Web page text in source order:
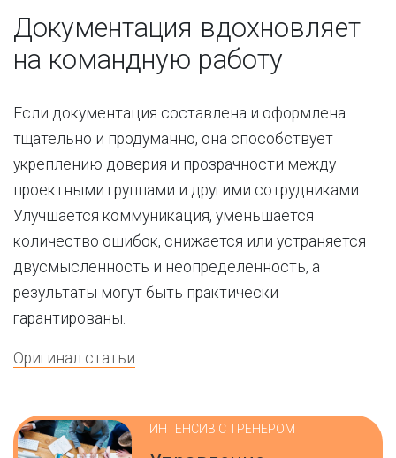
Документация вдохновляет
на командную работу
Если документация составлена и оформлена
тщательно и продуманно, она способствует
укреплению доверия и прозрачности между
проектными группами и другими сотрудниками.
Улучшается коммуникация, уменьшается
количество ошибок, снижается или устраняется
двусмысленность и неопределенность, а
результаты могут быть практически
гарантированы.
Оригинал статьи
ИНТЕНСИВ С ТРЕНЕРОМ